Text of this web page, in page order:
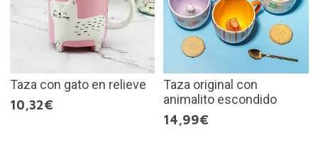
Taza con gato en relieve
10,32€
Taza original con
animalito escondido
14,99€